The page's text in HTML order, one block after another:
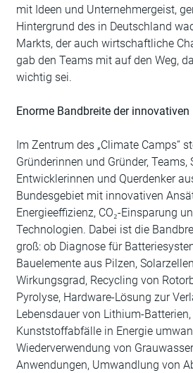
mit Ideen und Unternehmergeist,
Hintergrund des in Deutschland
Markts, der auch wirtschaftliche
gab den Teams mit auf den Weg,
wichtig sei.
Enorme Bandbreite der innovativen
Im Zentrum des „Climate Camps“
Gründerinnen und Gründer, Teams,
Entwicklerinnen und Querdenker
Bundesgebiet mit innovativen
Energieeffizienz, CO₂-Einsparung
Technologien. Dabei ist die
groß: ob Diagnose für
Bauelemente aus Pilzen,
Wirkungsgrad, Recycling von
Pyrolyse, Hardware-Lösung zur
Lebensdauer von Lithium-
Kunststoffabfälle in Energie
Wiederverwendung von
Anwendungen, Umwandlung von